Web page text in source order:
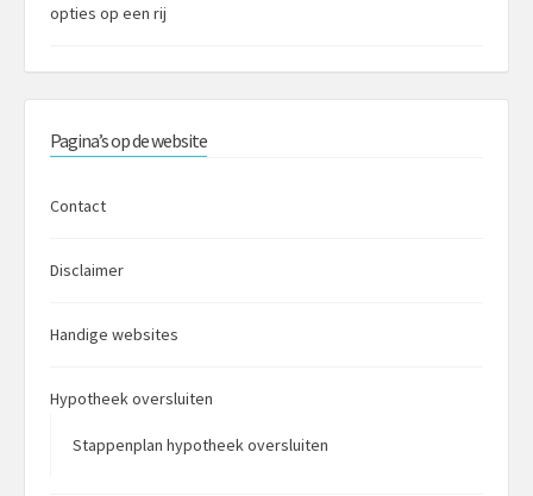
opties op een rij
Pagina’s op de website
Contact
Disclaimer
Handige websites
Hypotheek oversluiten
Stappenplan hypotheek oversluiten